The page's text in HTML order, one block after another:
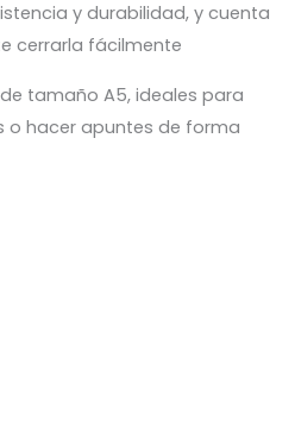
y durabilidad, y cuenta
cerrarla fácilmente
tamaño A5, ideales para
o hacer apuntes de forma